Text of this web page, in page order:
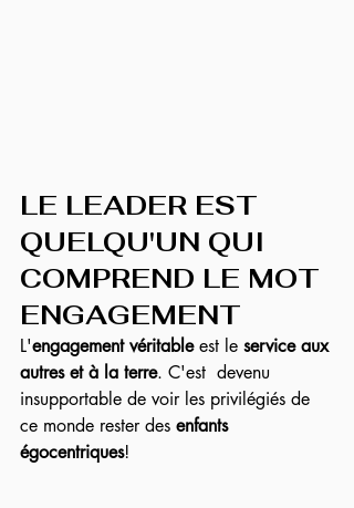
LE LEADER EST
QUELQU'UN QUI
COMPREND LE MOT
ENGAGEMENT
L'engagement véritable est le service aux
autres et à la terre. C'est  devenu
insupportable de voir les privilégiés de
ce monde rester des enfants
égocentriques!